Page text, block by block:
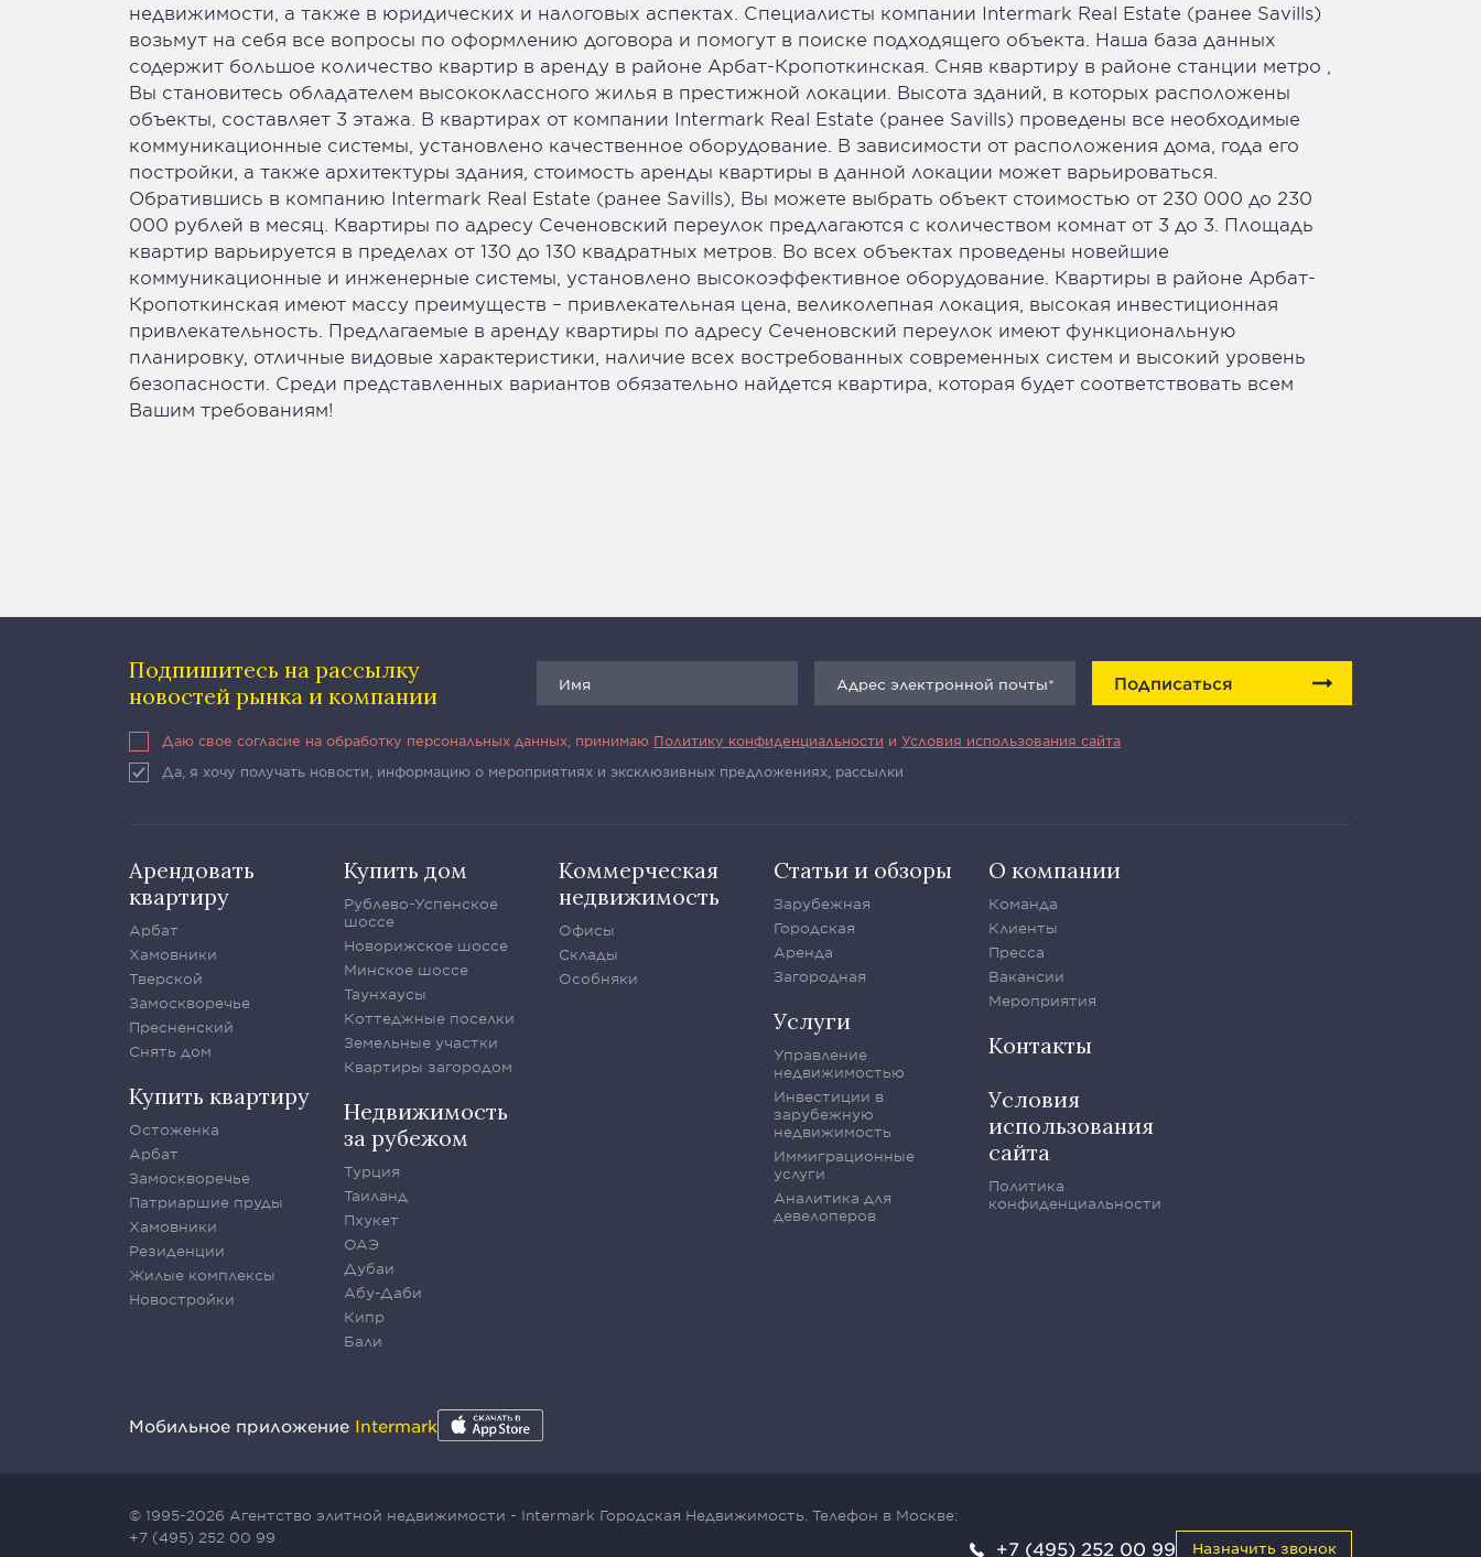
недвижимости, а также в юридических и налоговых аспектах. Специалисты компании Intermark Real Estate (ранее Savills)
возьмут на себя все вопросы по оформлению договора и помогут в поиске подходящего объекта. Наша база данных
содержит большое количество квартир в аренду в районе Арбат-Кропоткинская. Сняв квартиру в районе станции метро ,
Вы становитесь обладателем высококлассного жилья в престижной локации. Высота зданий, в которых расположены
объекты, составляет 3 этажа. В квартирах от компании Intermark Real Estate (ранее Savills) проведены все необходимые
коммуникационные системы, установлено качественное оборудование. В зависимости от расположения дома, года его
постройки, а также архитектуры здания, стоимость аренды квартиры в данной локации может варьироваться.
Обратившись в компанию Intermark Real Estate (ранее Savills), Вы можете выбрать объект стоимостью от 230 000 до 230
000 рублей в месяц. Квартиры по адресу Сеченовский переулок предлагаются с количеством комнат от 3 до 3. Площадь
квартир варьируется в пределах от 130 до 130 квадратных метров. Во всех объектах проведены новейшие
коммуникационные и инженерные системы, установлено высокоэффективное оборудование. Квартиры в районе Арбат-
Кропоткинская имеют массу преимуществ – привлекательная цена, великолепная локация, высокая инвестиционная
привлекательность. Предлагаемые в аренду квартиры по адресу Сеченовский переулок имеют функциональную
планировку, отличные видовые характеристики, наличие всех востребованных современных систем и высокий уровень
безопасности. Среди представленных вариантов обязательно найдется квартира, которая будет соответствовать всем
Вашим требованиям!
Подпишитесь на рассылку
новостей рынка и компании
Подписаться
Даю свое согласие на обработку персональных данных, принимаю Политику конфиденциальности и Условия использования сайта
Да, я хочу получать новости, информацию о мероприятиях и эксклюзивных предложениях, рассылки
Арендовать
квартиру
Арбат
Хамовники
Тверской
Замоскворечье
Пресненский
Снять дом
Купить квартиру
Остоженка
Арбат
Замоскворечье
Патриаршие пруды
Хамовники
Резиденции
Жилые комплексы
Новостройки
Купить дом
Рублево-Успенское
шоссе
Новорижское шоссе
Минское шоссе
Таунхаусы
Коттеджные поселки
Земельные участки
Квартиры загородом
Недвижимость
за рубежом
Турция
Таиланд
Пхукет
ОАЭ
Дубаи
Абу-Даби
Кипр
Бали
Коммерческая
недвижимость
Офисы
Склады
Особняки
Статьи и обзоры
Зарубежная
Городская
Аренда
Загородная
Услуги
Управление
недвижимостью
Инвестиции в
зарубежную
недвижимость
Иммиграционные
услуги
Аналитика для
девелоперов
О компании
Команда
Клиенты
Пресса
Вакансии
Мероприятия
Контакты
Условия
использования
сайта
Политика
конфиденциальности
Мобильное приложение Intermark
© 1995-2026 Агентство элитной недвижимости - Intermark Городская Недвижимость. Телефон в Москве:
+7 (495) 252 00 99
+7 (495) 252 00 99 Назначить звонок